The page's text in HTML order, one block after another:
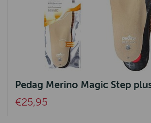
Pedag Merino Magic Step
€25,95